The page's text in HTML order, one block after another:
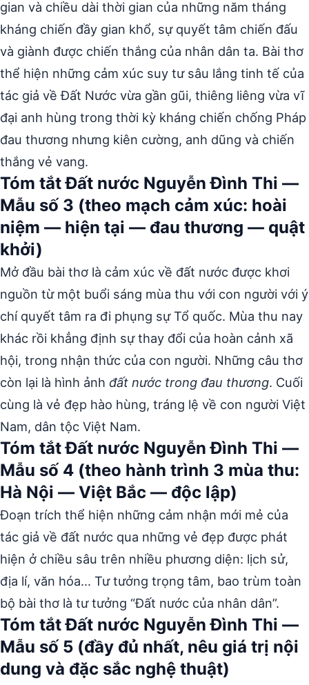
gian và chiều dài thời gian của những năm tháng
kháng chiến đầy gian khổ, sự quyết tâm chiến đấu
và giành được chiến thắng của nhân dân ta. Bài thơ
thể hiện những cảm xúc suy tư sâu lắng tinh tế của
tác giả về Đất Nước vừa gần gũi, thiêng liêng vừa vĩ
đại anh hùng trong thời kỳ kháng chiến chống Pháp
đau thương nhưng kiên cường, anh dũng và chiến
thắng vẻ vang.
Tóm tắt Đất nước Nguyễn Đình Thi —
Mẫu số 3 (theo mạch cảm xúc: hoài
niệm — hiện tại — đau thương — quật
khởi)
Mở đầu bài thơ là cảm xúc về đất nước được khơi
nguồn từ một buổi sáng mùa thu với con người với ý
chí quyết tâm ra đi phụng sự Tổ quốc. Mùa thu nay
khác rồi khẳng định sự thay đổi của hoàn cảnh xã
hội, trong nhận thức của con người. Những câu thơ
còn lại là hình ảnh đất nước trong đau thương. Cuối
cùng là vẻ đẹp hào hùng, tráng lệ về con người Việt
Nam, dân tộc Việt Nam.
Tóm tắt Đất nước Nguyễn Đình Thi —
Mẫu số 4 (theo hành trình 3 mùa thu:
Hà Nội — Việt Bắc — độc lập)
Đoạn trích thể hiện những cảm nhận mới mẻ của
tác giả về đất nước qua những vẻ đẹp được phát
hiện ở chiều sâu trên nhiều phương diện: lịch sử,
địa lí, văn hóa… Tư tưởng trọng tâm, bao trùm toàn
bộ bài thơ là tư tưởng “Đất nước của nhân dân”.
Tóm tắt Đất nước Nguyễn Đình Thi —
Mẫu số 5 (đầy đủ nhất, nêu giá trị nội
dung và đặc sắc nghệ thuật)